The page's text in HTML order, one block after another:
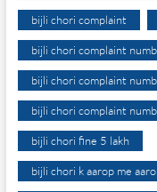
bijli chori complaint
bijli chori complaint
bijli chori complaint
bijli chori complaint
bijli chori fine 5 lakh
bijli chori k aarop me